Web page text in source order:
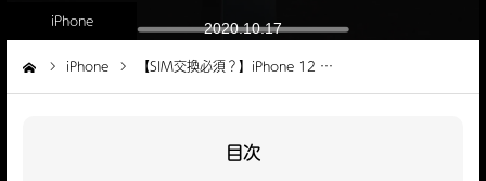
2020.10.17
iPhone
iPhone 【SIM交換必須？】iPhone 12 …
目次